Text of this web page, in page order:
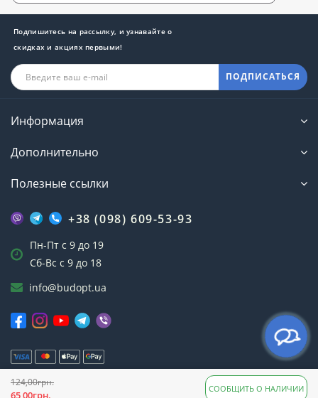
124,00грн.
65,00грн.
СООБЩИТЬ О НАЛИЧИИ
Подпишитесь на рассылку, и узнавайте о
скидках и акциях первыми!
ПОДПИСАТЬСЯ
Информация
Дополнительно
Полезные ссылки
+38 (098) 609-53-93
Пн-Пт с 9 до 19
Сб-Вс с 9 до 18
info@budopt.ua
Интернет-магазин БудОпт™ © 2023